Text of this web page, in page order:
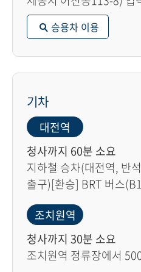
승용차 이용
기차
대전역
청사까지 60분 소요
지하철 승차(대전역, 반
출구)[환승] BRT 버스
조치원역
청사까지 30분 소요
조치원역 정류장에서